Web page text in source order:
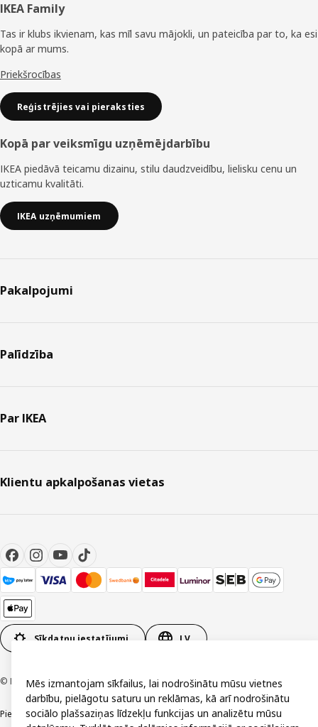
Kājene
IKEA Family
Tas ir klubs ikvienam, kas mīl savu mājokli, un pateicība par to, ka esi
kopā ar mums.
Priekšrocības
Reģistrējies vai pieraksties
Kopā par veiksmīgu uzņēmējdarbību
IKEA piedāvā teicamu dizainu, stilu daudzveidību, lielisku cenu un
uzticamu kvalitāti.
IKEA uzņēmumiem
Pakalpojumi
Palīdzība
Par IKEA
Klientu apkalpošanas vietas
Sīkdatņu iestatījumi LV
© Inter IKEA Systems B.V. 1999-2026
PiekļūstamībaVispārīgi noteikumiPrivātuma un sīkdatņu politika Kontakti
Mēs izmantojam sīkfailus, lai nodrošinātu mūsu vietnes
darbību, pielāgotu saturu un reklāmas, kā arī nodrošinātu
sociālo plašsaziņas līdzekļu funkcijas un analizētu mūsu